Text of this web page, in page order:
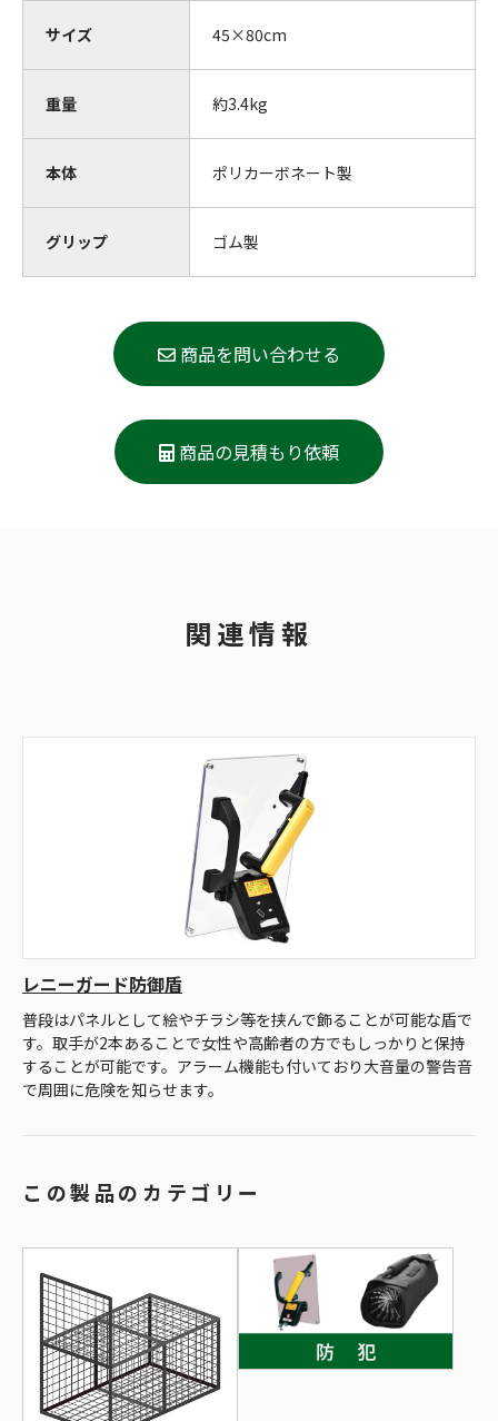
サイズ 45×80cm
重量 約3.4kg
本体 ポリカーボネート製
グリップ ゴム製
商品を問い合わせる
商品の見積もり依頼
関連情報
レニーガード防御盾
普段はパネルとして絵やチラシ等を挟んで飾ることが可能な盾で
す。取手が2本あることで女性や高齢者の方でもしっかりと保持
することが可能です。アラーム機能も付いており大音量の警告音
で周囲に危険を知らせます。
この製品のカテゴリー